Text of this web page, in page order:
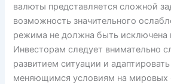
валюты представляется сложной
возможность значительного
режима не должна быть исключена
Инвесторам следует внимательно
развитием ситуации и
меняющимся условиям на мировых